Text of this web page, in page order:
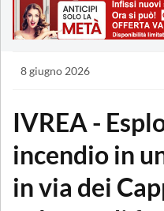
8 giugno 2026
IVREA -
incendio in
in via dei